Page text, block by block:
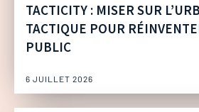
TACTICITY : MISER SUR
TACTIQUE POUR
PUBLIC
6 JUILLET 2026